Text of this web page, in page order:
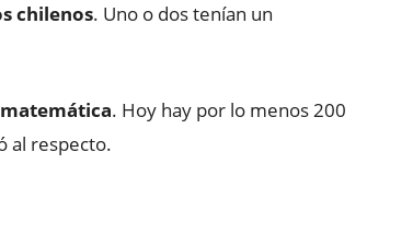
chilenos. Uno o dos tenían un
matemática. Hoy hay por lo menos 200
al respecto.